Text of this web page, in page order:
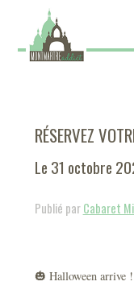
RÉSERVEZ
Le 31 octobre
Publié parCabaret
🎃 Halloween arrive